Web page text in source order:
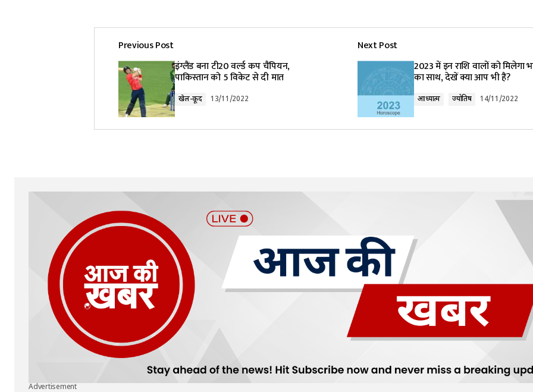
Previous Post
इंग्लैंड बना टी20 वर्ल्ड कप चैंपियन,
पाकिस्तान को 5 विकेट से दी मात
खेल-कूद 13/11/2022
Next Post
2023 में इन राशि वालों को मिलेगा
का साथ, देखें क्या आप भी हैं?
आध्यात्म ज्योतिष 14/11/2022
Advertisement